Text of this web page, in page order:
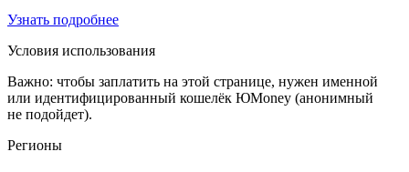
Узнать подробнее
Условия использования
Важно: чтобы заплатить на этой странице, нужен именной
или идентифицированный кошелёк ЮMoney (анонимный
не подойдет).
Регионы